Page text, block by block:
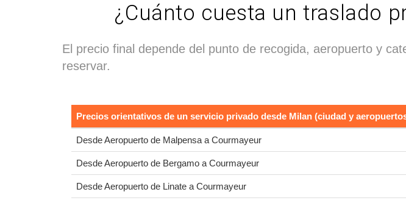
¿Cuánto cuesta un traslado
El precio final depende del punto de recogida, aeropuerto y
reservar.
Precios orientativos de un servicio privado desde Milan (ciudad y
Desde Aeropuerto de Malpensa a Courmayeur
Desde Aeropuerto de Bergamo a Courmayeur
Desde Aeropuerto de Linate a Courmayeur